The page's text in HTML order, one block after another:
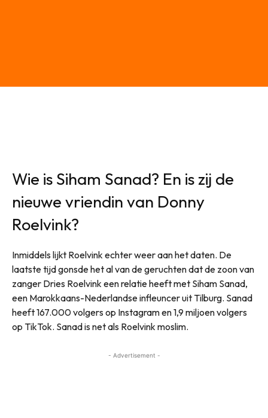
Wie is Siham Sanad? En is zij de
nieuwe vriendin van Donny
Roelvink?
Inmiddels lijkt Roelvink echter weer aan het daten. De
laatste tijd gonsde het al van de geruchten dat de zoon van
zanger Dries Roelvink een relatie heeft met Siham Sanad,
een Marokkaans-Nederlandse infleuncer uit Tilburg. Sanad
heeft 167.000 volgers op Instagram en 1,9 miljoen volgers
op TikTok. Sanad is net als Roelvink moslim.
- Advertisement -